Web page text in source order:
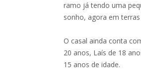
ramo já tendo uma
sonho, agora em terras
O casal ainda conta
20 anos, Laís de 18
15 anos de idade.